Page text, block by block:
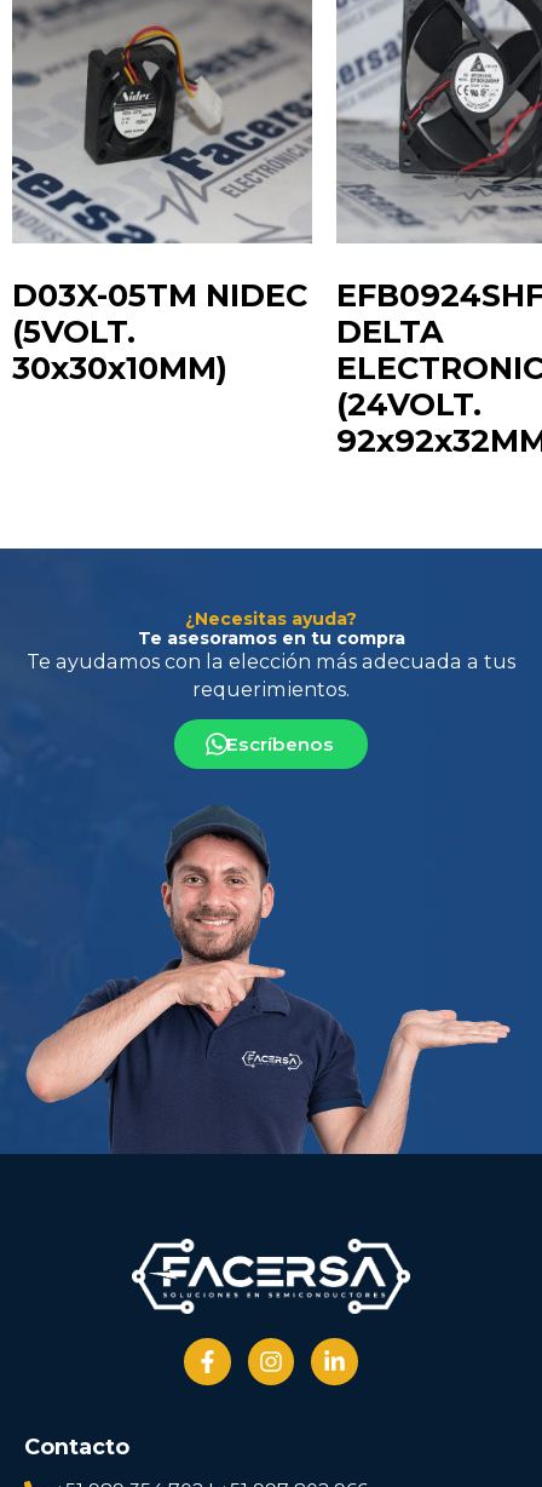
D03X-05TM NIDEC
(5VOLT.
30x30x10MM)
DELTA
(24VOLT.
¿Necesitas ayuda?
Te asesoramos en tu compra
Te ayudamos con la elección más adecuadaa tus
Escríbenos
Contacto